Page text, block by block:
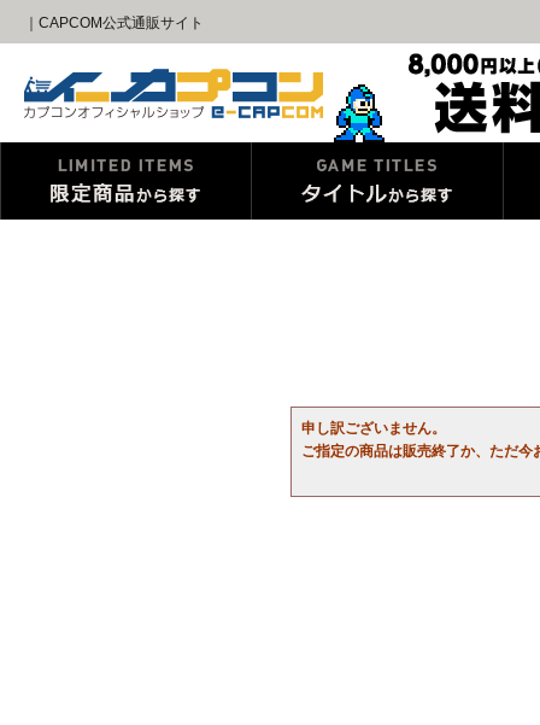
｜CAPCOM公式通販サイト
申し訳ございません。
ご指定の商品は販売終了か、ただ